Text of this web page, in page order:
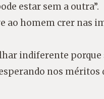
estar sem a outra”.
ao homem crer nas
indiferente porque
nos méritos